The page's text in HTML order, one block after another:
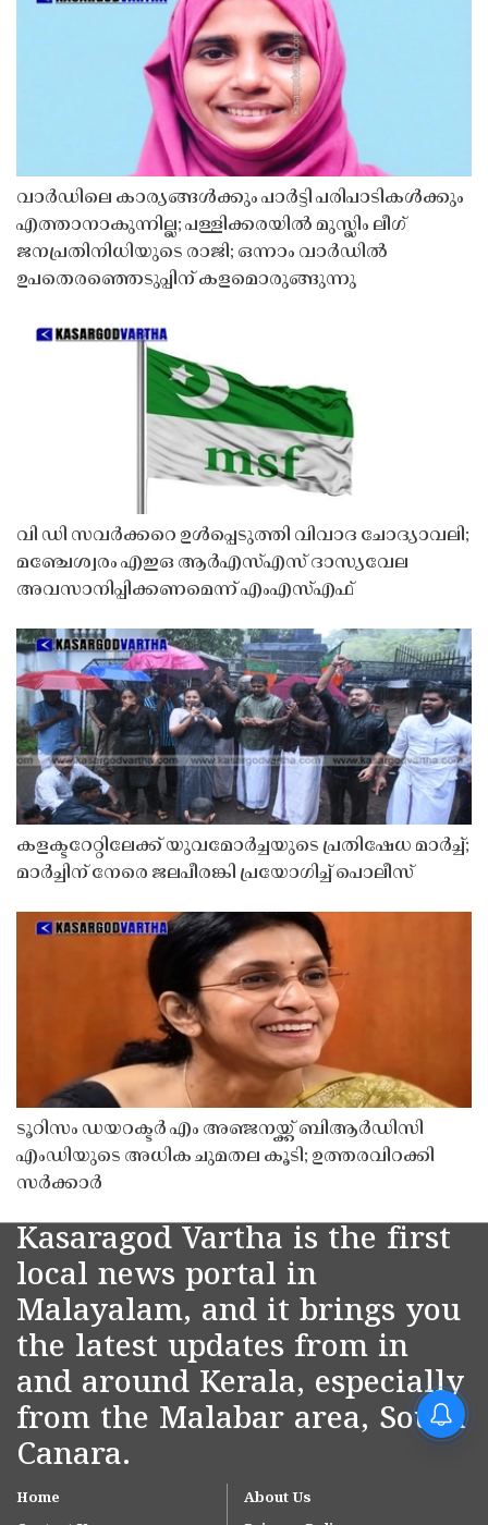
വാർഡിലെ കാര്യങ്ങൾക്കും പാർട്ടി പരിപാടികൾക്കും
എത്താനാകുന്നില്ല; പള്ളിക്കരയിൽ മുസ്ലിം ലീഗ്
ജനപ്രതിനിധിയുടെ രാജി; ഒന്നാം വാർഡിൽ
ഉപതെരഞ്ഞെടുപ്പിന് കളമൊരുങ്ങുന്നു
വി ഡി സവർക്കറെ ഉൾപ്പെടുത്തി വിവാദ ചോദ്യാവലി;
മഞ്ചേശ്വരം എഇഒ ആർഎസ്എസ് ദാസ്യവേല
അവസാനിപ്പിക്കണമെന്ന് എംഎസ്എഫ്
കളക്ടറേറ്റിലേക്ക് യുവമോർച്ചയുടെ പ്രതിഷേധ മാർച്ച്;
മാർച്ചിന് നേരെ ജലപീരങ്കി പ്രയോഗിച്ച് പൊലീസ്
ടൂറിസം ഡയറക്ടർ എം അഞ്ജനയ്ക്ക് ബിആർഡിസി
എംഡിയുടെ അധിക ചുമതല കൂടി; ഉത്തരവിറക്കി
സർക്കാർ
Kasaragod Vartha is the first
local news portal in
Malayalam, and it brings you
the latest updates from in
and around Kerala, especially
from the Malabar area, South
Canara.
Home
About Us